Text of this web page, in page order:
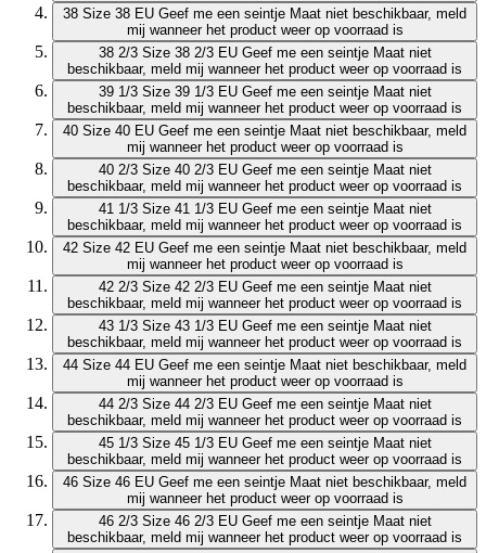
38 Size 38 EU Geef me een seintje Maat niet beschikbaar, meld
mij wanneer het product weer op voorraad is
38 2/3 Size 38 2/3 EU Geef me een seintje Maat niet
beschikbaar, meld mij wanneer het product weer op voorraad is
39 1/3 Size 39 1/3 EU Geef me een seintje Maat niet
beschikbaar, meld mij wanneer het product weer op voorraad is
40 Size 40 EU Geef me een seintje Maat niet beschikbaar, meld
mij wanneer het product weer op voorraad is
40 2/3 Size 40 2/3 EU Geef me een seintje Maat niet
beschikbaar, meld mij wanneer het product weer op voorraad is
41 1/3 Size 41 1/3 EU Geef me een seintje Maat niet
beschikbaar, meld mij wanneer het product weer op voorraad is
42 Size 42 EU Geef me een seintje Maat niet beschikbaar, meld
mij wanneer het product weer op voorraad is
42 2/3 Size 42 2/3 EU Geef me een seintje Maat niet
beschikbaar, meld mij wanneer het product weer op voorraad is
43 1/3 Size 43 1/3 EU Geef me een seintje Maat niet
beschikbaar, meld mij wanneer het product weer op voorraad is
44 Size 44 EU Geef me een seintje Maat niet beschikbaar, meld
mij wanneer het product weer op voorraad is
44 2/3 Size 44 2/3 EU Geef me een seintje Maat niet
beschikbaar, meld mij wanneer het product weer op voorraad is
45 1/3 Size 45 1/3 EU Geef me een seintje Maat niet
beschikbaar, meld mij wanneer het product weer op voorraad is
46 Size 46 EU Geef me een seintje Maat niet beschikbaar, meld
mij wanneer het product weer op voorraad is
46 2/3 Size 46 2/3 EU Geef me een seintje Maat niet
beschikbaar, meld mij wanneer het product weer op voorraad is